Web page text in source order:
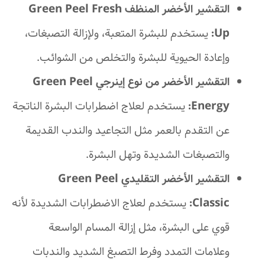
التقشير الأخضر المنظف Green Peel Fresh
Up: يستخدم للبشرة المتعبة، ولإزالة التصبغات،
وإعادة الحيوية للبشرة والتخلص من الشوائب.
التقشير الأخضر من نوع إينرجي Green Peel
Energy: يستخدم لعلاج اضطرابات البشرة الناتجة
عن التقدم بالعمر مثل التجاعيد والندب القديمة
والتصبغات الشديدة وتهل البشرة.
التقشير الأخضر التقليدي Green Peel
Classic: يستخدم لعلاج الاضطرابات الشديدة لأنه
قوي على البشرة، مثل إزالة المسام الواسعة
وعلامات التمدد وفرط التصبغ الشديد والندبات